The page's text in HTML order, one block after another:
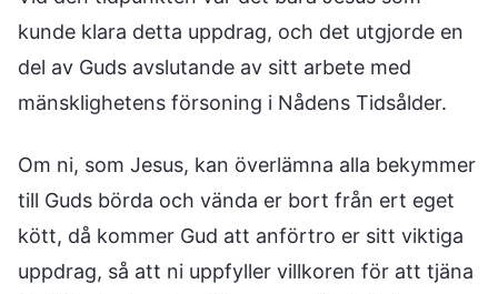
kunde klara detta uppdrag, och det utgjorde en
del av Guds avslutande av sitt arbete med
mänsklighetens försoning i Nådens Tidsålder.
Om ni, som Jesus, kan överlämna alla bekymmer
till Guds börda och vända er bort från ert eget
kött, då kommer Gud att anförtro er sitt viktiga
uppdrag, så att ni uppfyller villkoren för att tjäna